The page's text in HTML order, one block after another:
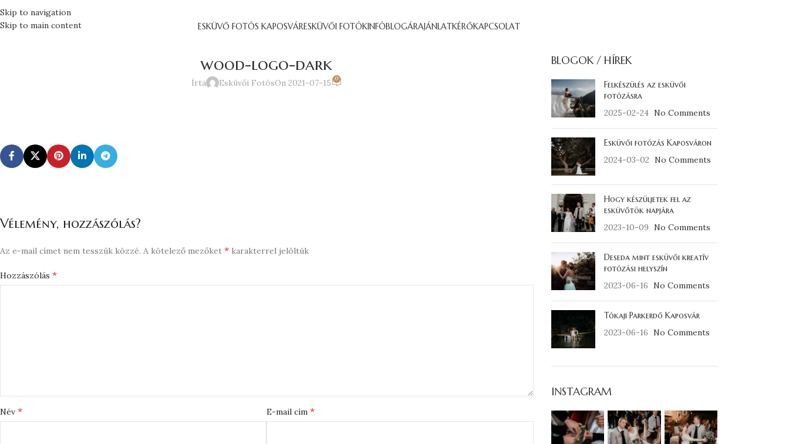
Skip to navigation
Skip to main content
ESKÜVŐ FOTÓS KAPOSVÁRESKÜVŐI FOTÓKINFÓBLOGÁRAJÁNLATKÉRŐKAPCSOLAT
wood-logo-dark
Írta Esküvői FotósOn 2021-07-15 0
Vélemény, hozzászólás?
Az e-mail címet nem tesszük közzé. A kötelező mezőket * karakterrel jelöltük
Hozzászólás *
Név * E-mail cím*
BLOGOK / HÍREK
Felkészülés az esküvői
fotózásra
2025-02-24 No Comments
Esküvői fotózás Kaposváron
2024-03-02 No Comments
Hogy készüljetek fel az
esküvőtök napjára
2023-10-09 No Comments
Deseda mint esküvői kreatív
fotózási helyszín
2023-06-16 No Comments
Tókaji Parkerdő Kaposvár
2023-06-16 No Comments
INSTAGRAM